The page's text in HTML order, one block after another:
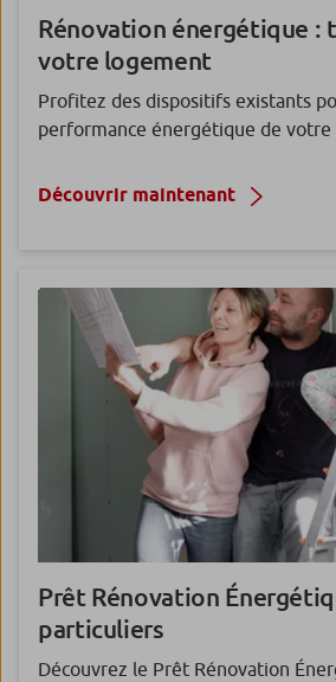
Rénovation énergétique :
votre logement
Profitez des dispositifs existants
performance énergétique de votre
Découvrir maintenant
Prêt Rénovation
particuliers
Découvrez le Prêt Rénovation